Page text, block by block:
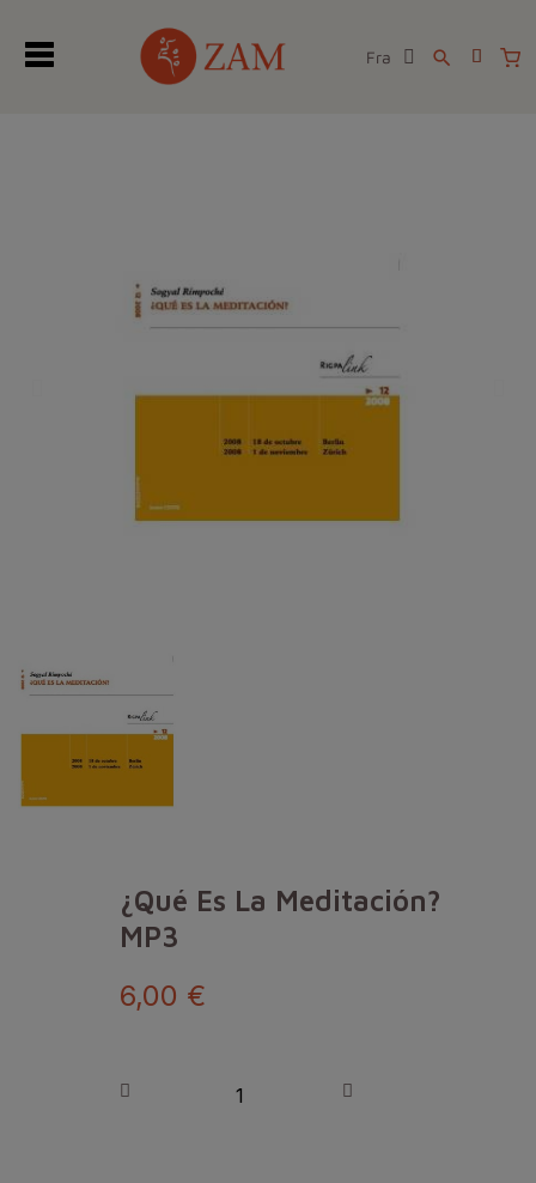
Fra search
¿Qué Es La Meditación?
MP3
6,00 €